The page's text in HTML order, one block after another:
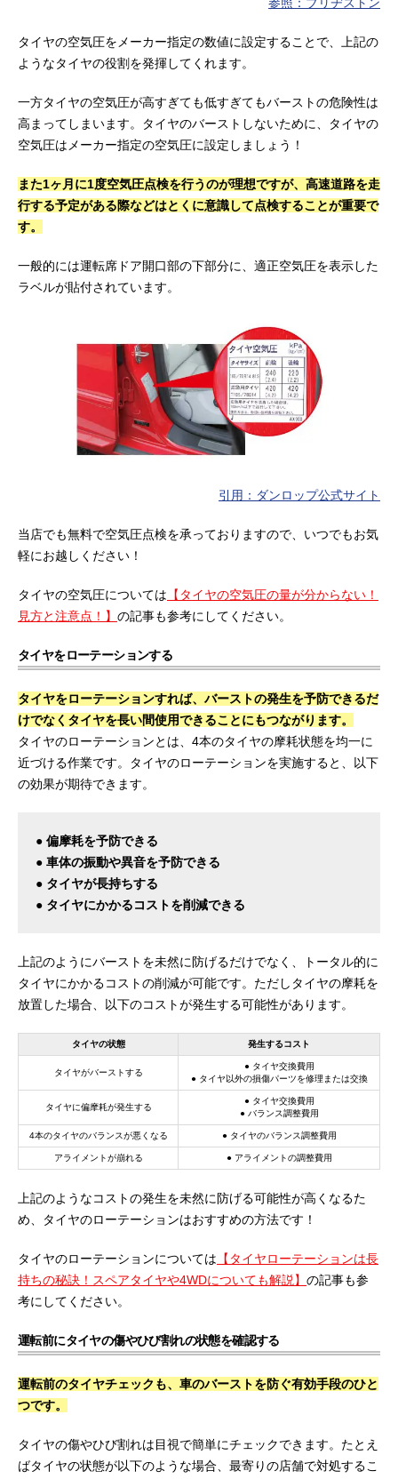
タイヤの空気圧をメーカー指定の数値に設定することで、上記の
ようなタイヤの役割を発揮してくれます。
一方タイヤの空気圧が高すぎても低すぎてもバーストの危険性は
高まってしまいます。タイヤのバーストしないために、タイヤの
空気圧はメーカー指定の空気圧に設定しましょう！
また1ヶ月に1度空気圧点検を行うのが理想ですが、高速道路を走
行する予定がある際などはとくに意識して点検することが重要で
す。
一般的には運転席ドア開口部の下部分に、適正空気圧を表示した
ラベルが貼付されています。
引用：ダンロップ公式サイト
当店でも無料で空気圧点検を承っておりますので、いつでもお気
軽にお越しください！
タイヤの空気圧については 【タイヤの空気圧の量が分からない！
見方と注意点！】 の記事も参考にしてください。
タイヤをローテーションする
タイヤをローテーションすれば、バーストの発生を予防できるだ
けでなくタイヤを長い間使用できることにもつながります。
タイヤのローテーションとは、4本のタイヤの摩耗状態を均一に
近づける作業です。タイヤのローテーションを実施すると、以下
の効果が期待できます。
● 偏摩耗を予防できる
● 車体の振動や異音を予防できる
● タイヤが長持ちする
● タイヤにかかるコストを削減できる
上記のようにバーストを未然に防げるだけでなく、トータル的に
タイヤにかかるコストの削減が可能です。ただしタイヤの摩耗を
放置した場合、以下のコストが発生する可能性があります。
タイヤの状態 発生するコスト
タイヤがバーストする
● タイヤ交換費用
● タイヤ以外の損傷パーツを修理または交換
タイヤに偏摩耗が発生する
● タイヤ交換費用
● バランス調整費用
4本のタイヤのバランスが悪くなる ● タイヤのバランス調整費用
アライメントが崩れる ● アライメントの調整費用
上記のようなコストの発生を未然に防げる可能性が高くなるた
め、タイヤのローテーションはおすすめの方法です！
タイヤのローテーションについては 【タイヤローテーションは長
持ちの秘訣！スペアタイヤや4WDについても解説】 の記事も参
考にしてください。
運転前にタイヤの傷やひび割れの状態を確認する
運転前のタイヤチェックも、車のバーストを防ぐ有効手段のひと
つです。
タイヤの傷やひび割れは目視で簡単にチェックできます。たとえ
ばタイヤの状態が以下のような場合、最寄りの店舗で対処するこ